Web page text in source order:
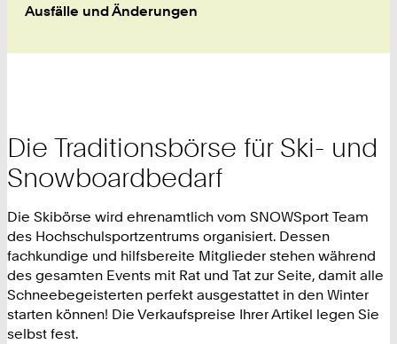
Ausfälle und Änderungen
Die Traditionsbörse für Ski- und
Snowboardbedarf
Die Skibörse wird ehrenamtlich vom SNOWSport Team
des Hochschulsportzentrums organisiert. Dessen
fachkundige und hilfsbereite Mitglieder stehen während
des gesamten Events mit Rat und Tat zur Seite, damit alle
Schneebegeisterten perfekt ausgestattet in den Winter
starten können! Die Verkaufspreise Ihrer Artikel legen Sie
selbst fest.